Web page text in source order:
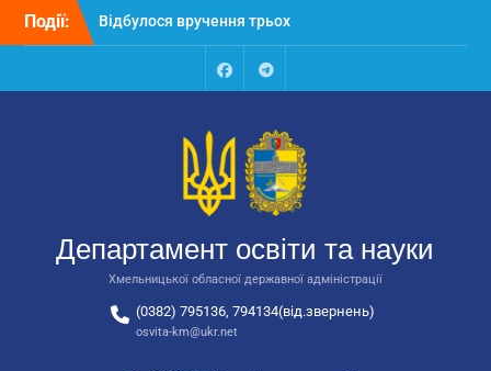
Перейти
Події:
Відбулося вручення трьох
автобусів для потреб
Відбулося засідання
освіти та науки обласної
державної адміністрації
Відбулась обласна
національно-патріотичне
виховання
FacebookTalegram
Департамент освіти та науки
Хмельницької обласної державної адміністрації
(0382) 795136, 794134(від.звернень)
osvita-km@ukr.net